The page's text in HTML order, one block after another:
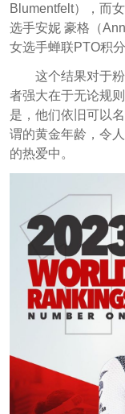
Blumentfelt），而
选手安妮 豪格（
女选手蝉联PTO积分
这个结果对于
者强大在于无论规
是，他们依旧可以
谓的黄金年龄，令
的热爱中。